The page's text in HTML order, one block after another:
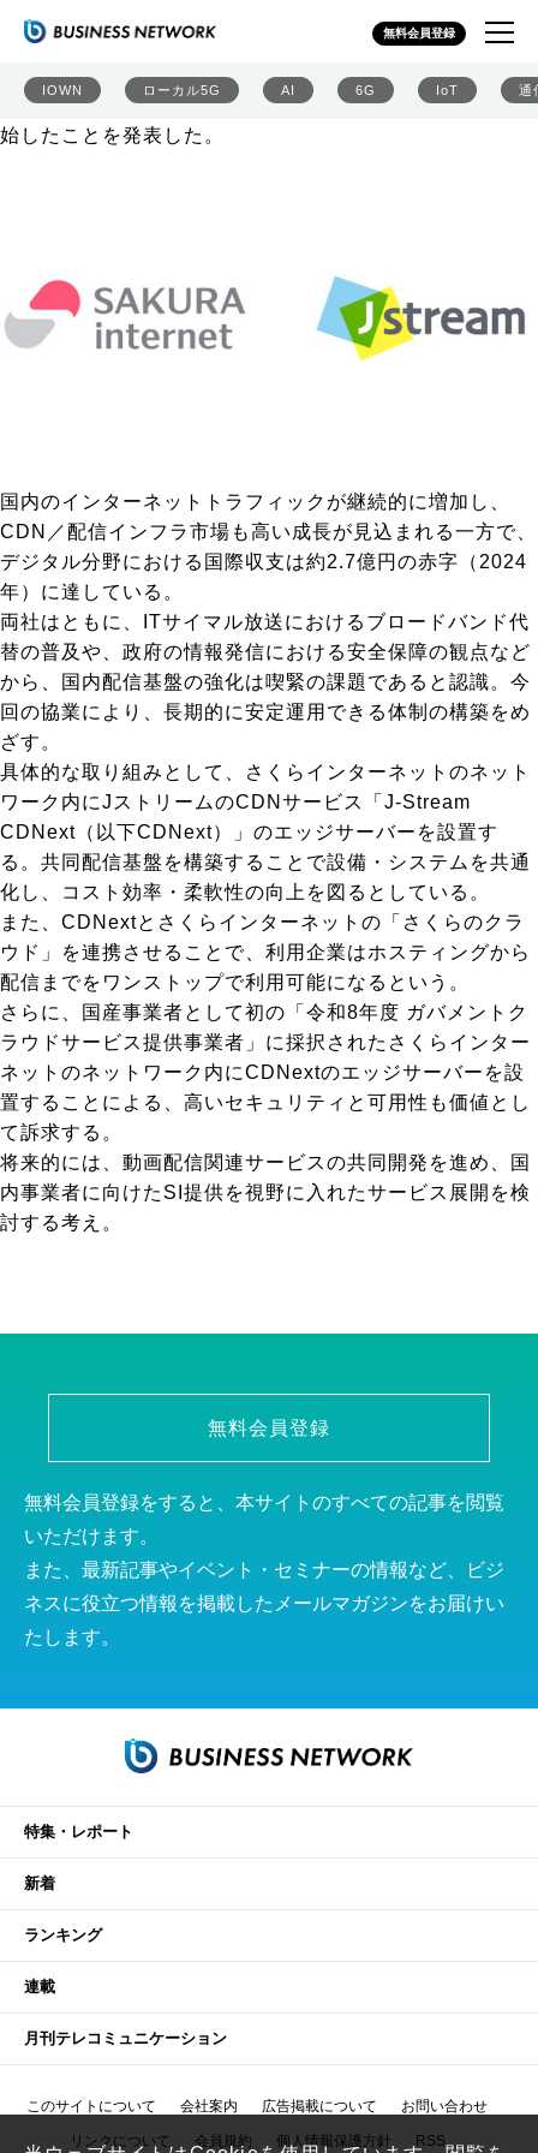
無料会員登録
IOWN ローカル5G AI 6G IoT 通
さくらインターネットとJストリームが国内配信基盤強化
に向け協業
さくらインターネットとJストリームは2026年4月15日、
国内向けコンテンツ配信の基盤強化に向けた協業を同日開
始したことを発表した。
国内のインターネットトラフィックが継続的に増加し、
CDN／配信インフラ市場も高い成長が見込まれる一方で、
デジタル分野における国際収支は約2.7億円の赤字（2024
年）に達している。
両社はともに、ITサイマル放送におけるブロードバンド代
替の普及や、政府の情報発信における安全保障の観点など
から、国内配信基盤の強化は喫緊の課題であると認識。今
回の協業により、長期的に安定運用できる体制の構築をめ
ざす。
具体的な取り組みとして、さくらインターネットのネット
ワーク内にJストリームのCDNサービス「J-Stream
CDNext（以下CDNext）」のエッジサーバーを設置す
る。共同配信基盤を構築することで設備・システムを共通
化し、コスト効率・柔軟性の向上を図るとしている。
また、CDNextとさくらインターネットの「さくらのクラ
ウド」を連携させることで、利用企業はホスティングから
配信までをワンストップで利用可能になるという。
さらに、国産事業者として初の「令和8年度 ガバメントク
ラウドサービス提供事業者」に採択されたさくらインター
ネットのネットワーク内にCDNextのエッジサーバーを設
置することによる、高いセキュリティと可用性も価値とし
て訴求する。
将来的には、動画配信関連サービスの共同開発を進め、国
内事業者に向けたSI提供を視野に入れたサービス展開を検
討する考え。
無料会員登録
無料会員登録をすると、本サイトのすべての記事を閲覧
いただけます。
また、最新記事やイベント・セミナーの情報など、ビジ
ネスに役立つ情報を掲載したメールマガジンをお届けい
たします。
特集・レポート
新着
ランキング
連載
月刊テレコミュニケーション
このサイトについて 会社案内 広告掲載について お問い合わせ
リンクについて 会員規約 個人情報保護方針 RSS